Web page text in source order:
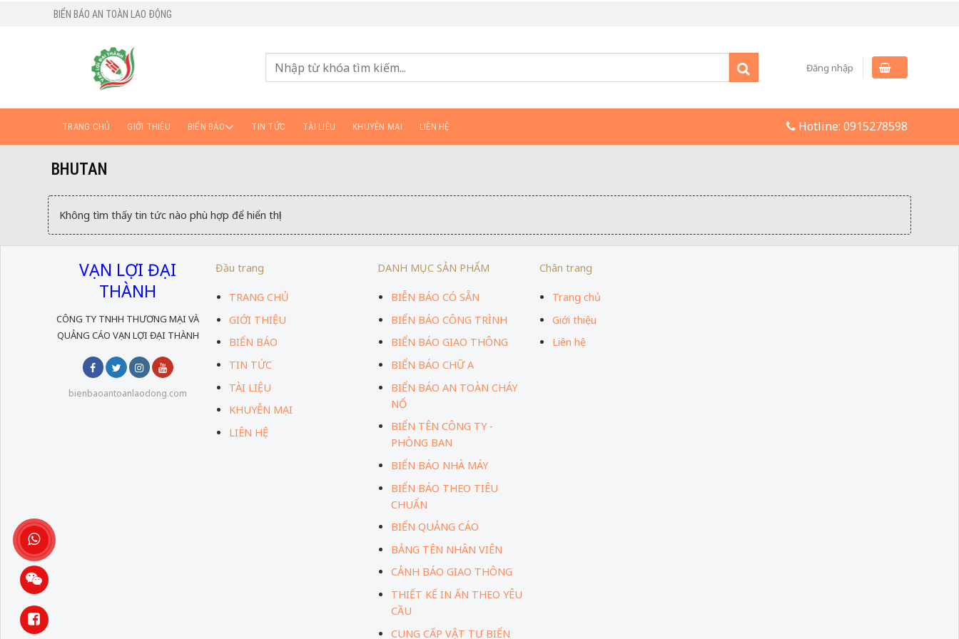
BIỂN BÁO AN TOÀN LAO ĐỘNG
Đăng nhập
TRANG CHỦ GIỚI THIỆU BIỂN BÁO TIN TỨC TÀI LIỆU KHUYỄN MẠI LIÊN HỆ Hotline: 0915278598
BHUTAN
Không tìm thấy tin tức nào phù hợp để hiển thị!
VẠN LỢI ĐẠI
THÀNH
CÔNG TY TNHH THƯƠNG MẠI VÀ
QUẢNG CÁO VẠN LỢI ĐẠI THÀNH
bienbaoantoanlaodong.com
Đầu trang
TRANG CHỦ
GIỚI THIỆU
BIỂN BÁO
TIN TỨC
TÀI LIỆU
KHUYỄN MẠI
LIÊN HỆ
DANH MỤC SẢN PHẨM
BIỄN BÁO CÓ SẴN
BIỂN BÁO CÔNG TRÌNH
BIỂN BÁO GIAO THÔNG
BIỂN BÁO CHỮ A
BIỂN BÁO AN TOÀN CHÁY
NỔ
BIỂN TÊN CÔNG TY -
PHÒNG BAN
BIỂN BÁO NHÀ MÁY
BIỂN BÁO THEO TIÊU
CHUẨN
BIỂN QUẢNG CÁO
BẢNG TÊN NHÂN VIÊN
CẢNH BÁO GIAO THÔNG
THIẾT KẾ IN ẤN THEO YÊU
CẦU
CUNG CẤP VẬT TƯ BIỂN
Chân trang
Trang chủ
Giới thiệu
Liên hệ